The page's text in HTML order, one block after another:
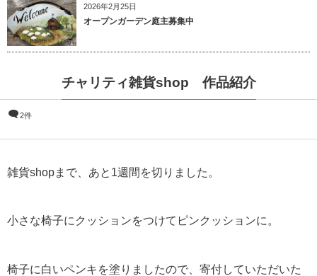
2026年2月25日
オープンガーデン庭主募集中
チャリティ雑貨shop 作品紹介
2件
雑貨shopまで、あと1週間を切りました。
小さな椅子にクッションをつけてピンクッションに。
椅子に白いペンキを塗りましたので、寄付していただいた